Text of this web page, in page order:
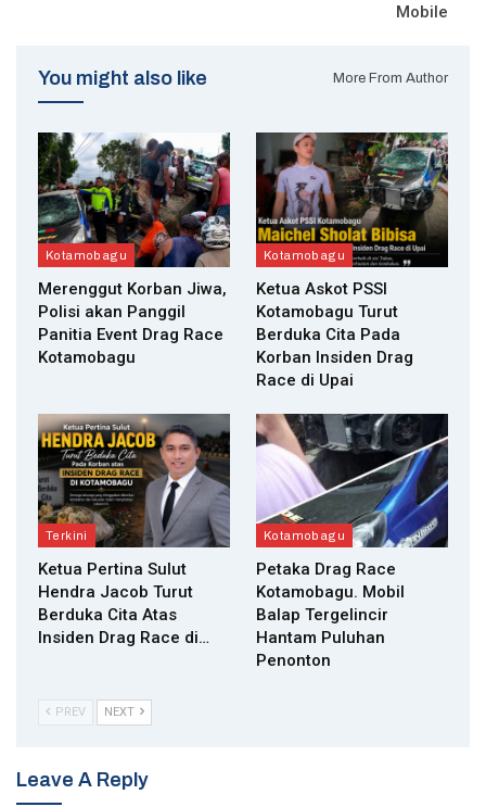
Mobile
You might also like More From Author
Kotamobagu
Merenggut Korban Jiwa,
Polisi akan Panggil
Panitia Event Drag Race
Kotamobagu
Kotamobagu
Ketua Askot PSSI
Kotamobagu Turut
Berduka Cita Pada
Korban Insiden Drag
Race di Upai
Terkini
Ketua Pertina Sulut
Hendra Jacob Turut
Berduka Cita Atas
Insiden Drag Race di…
Kotamobagu
Petaka Drag Race
Kotamobagu. Mobil
Balap Tergelincir
Hantam Puluhan
Penonton
PREV NEXT
Leave A Reply